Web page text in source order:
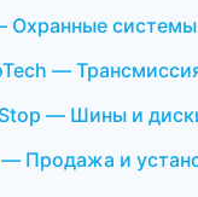
системы
—
— Шины и
Продажа и